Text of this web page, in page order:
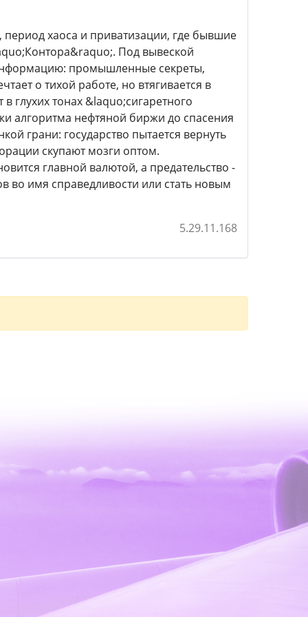
хаоса и приватизации, где бывшие
Под вывеской
промышленные секреты,
о тихой работе, но втягивается в
глухих тонах &laquo;сигаретного
алгоритма нефтяной биржи до спасения
грани: государство пытается вернуть
скупают мозги оптом.
главной валютой, а предательство -
во имя справедливости или стать новым
5.29.11.168